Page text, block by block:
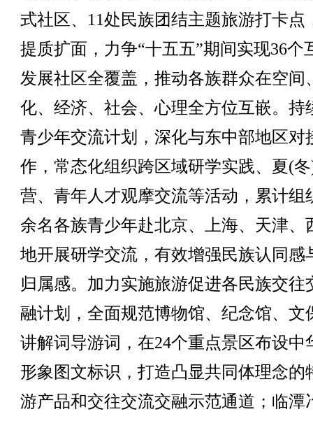
式社区、11处民族团结主题旅游打卡点
提质扩面，力争“十五五”期间实现36个
发展社区全覆盖，推动各族群众在空间
化、经济、社会、心理全方位互嵌。持
青少年交流计划，深化与东中部地区对
作，常态化组织跨区域研学实践、夏(
营、青年人才观摩交流等活动，累计组
余名各族青少年赴北京、上海、天津、
地开展研学交流，有效增强民族认同感
归属感。加力实施旅游促进各民族交往
融计划，全面规范博物馆、纪念馆、文
讲解词导游词，在24个重点景区布设中
形象图文标识，打造凸显共同体理念的
游产品和交往交流交融示范通道；临潭